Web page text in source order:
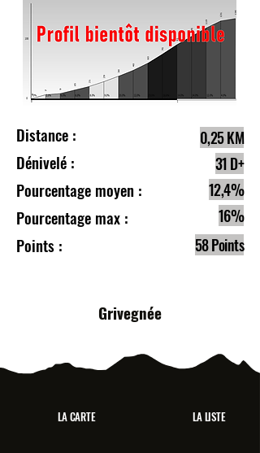
Distance :
Dénivelé :
Pourcentage moyen :
Pourcentage max :
Points :
0,25 KM
31 D+
12,4%
16%
58 Points
Grivegnée
LA CARTE LA LISTE